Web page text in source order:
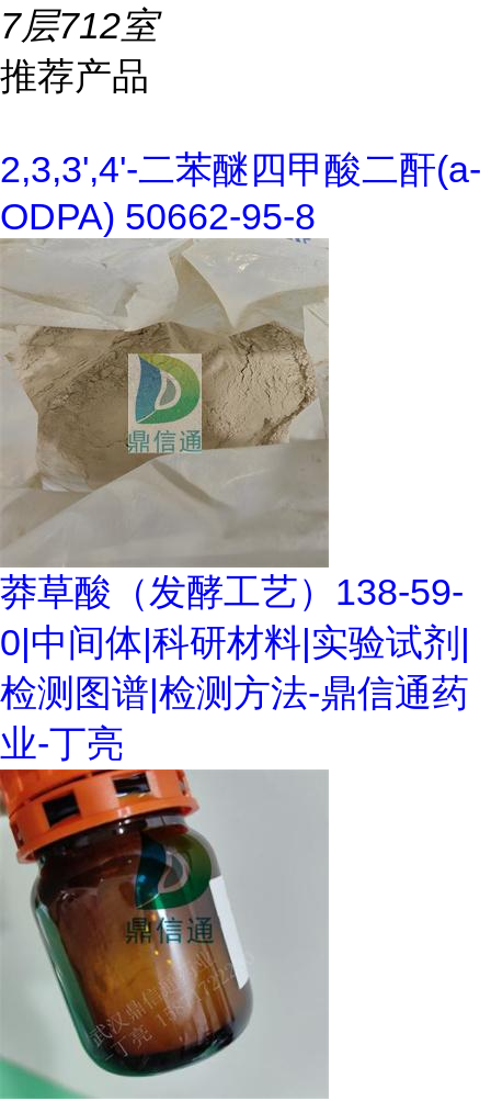
7层712室
推荐产品
2,3,3',4'-二苯醚四甲酸二酐(a-
ODPA) 50662-95-8
莽草酸（发酵工艺）138-59-
0|中间体|科研材料|实验试剂|
检测图谱|检测方法-鼎信通药
业-丁亮